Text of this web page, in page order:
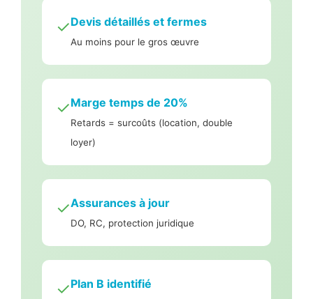
✓Devis détaillés et fermes
Au moins pour le gros œuvre
✓Marge temps de 20%
Retards = surcoûts (location, double
loyer)
✓Assurances à jour
DO, RC, protection juridique
✓Plan B identifié